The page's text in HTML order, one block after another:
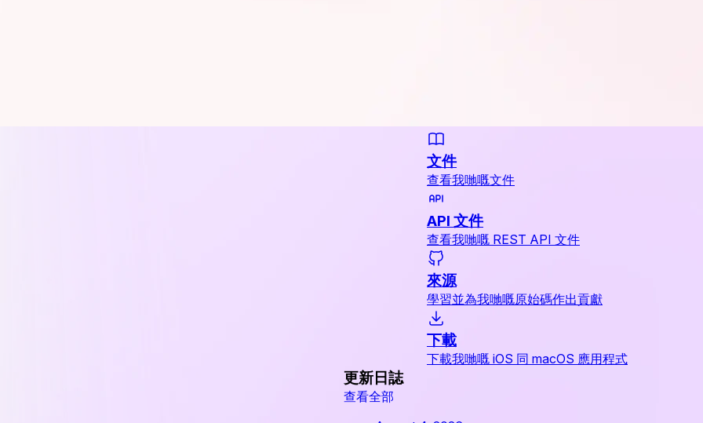
文件
查看我哋嘅文件
API 文件
查看我哋嘅 REST API 文件
來源
學習並為我哋嘅原始碼作出貢獻
下載
下載我哋嘅 iOS 同 macOS 應用程式
更新日誌
查看全部